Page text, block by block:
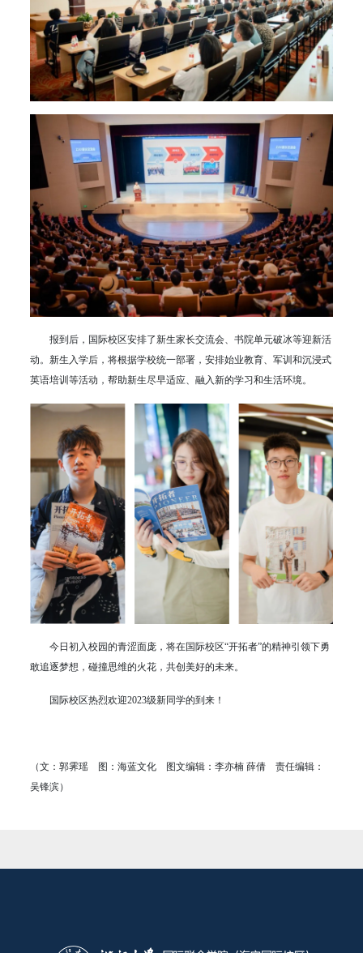
报到后，国际校区安排了新生家长交流会、书院单元破冰等迎新活
动。新生入学后，将根据学校统一部署，安排始业教育、军训和沉浸式
英语培训等活动，帮助新生尽早适应、融入新的学习和生活环境。
今日初入校园的青涩面庞，将在国际校区“开拓者”的精神引领下勇
敢追逐梦想，碰撞思维的火花，共创美好的未来。
国际校区热烈欢迎2023级新同学的到来！
（文：郭霁瑶 图：海蓝文化 图文编辑：李亦楠 薛倩 责任编辑：
吴锋滨）